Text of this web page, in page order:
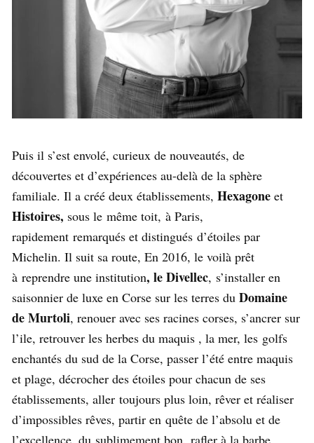
Puis il s’est envolé, curieux de nouveautés, de
découvertes et d’expériences au-delà de la sphère
familiale. Il a créé deux établissements, Hexagone et
Histoires, sous le même toit, à Paris,
rapidement remarqués et distingués d’étoiles par
Michelin. Il suit sa route, En 2016, le voilà prêt
à reprendre une institution, le Divellec, s’installer en
saisonnier de luxe en Corse sur les terres du Domaine
de Murtoli, renouer avec ses racines corses, s’ancrer sur
l’ile, retrouver les herbes du maquis , la mer, les golfs
enchantés du sud de la Corse, passer l’été entre maquis
et plage, décrocher des étoiles pour chacun de ses
établissements, aller toujours plus loin, rêver et réaliser
d’impossibles rêves, partir en quête de l’absolu et de